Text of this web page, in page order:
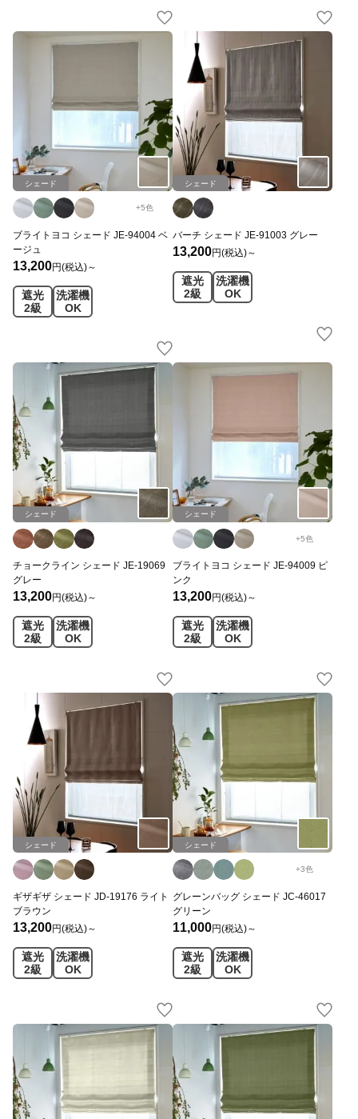
シェード
+5色
ブライトヨコ シェード JE-94004 ベ
ージュ
13,200円(税込)～
遮光
2級
洗濯機
OK
シェード
バーチ シェード JE-91003 グレー
13,200円(税込)～
遮光
2級
洗濯機
OK
シェード
チョークライン シェード JE-19069
グレー
13,200円(税込)～
遮光
2級
洗濯機
OK
シェード
+5色
ブライトヨコ シェード JE-94009 ピ
ンク
13,200円(税込)～
遮光
2級
洗濯機
OK
シェード
ギザギザ シェード JD-19176 ライト
ブラウン
13,200円(税込)～
遮光
2級
洗濯機
OK
シェード
+3色
グレーンバッグ シェード JC-46017
グリーン
11,000円(税込)～
遮光
2級
洗濯機
OK